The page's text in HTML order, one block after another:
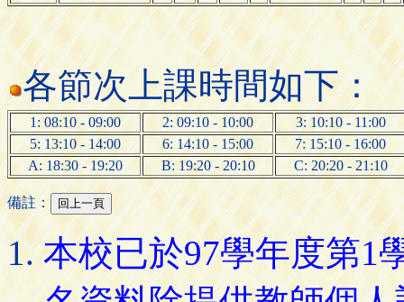
各節次上課時間如下：
1: 08:10 - 09:00 2: 09:10 - 10:00
3: 10:10 - 11:00
5: 13:10 - 14:00
6: 14:10 - 15:00
7: 15:10 - 16:00
A: 18:30 - 19:20
B: 19:20 - 20:10 C: 20:20 - 21:10
備註：
本校已於97學年度第1